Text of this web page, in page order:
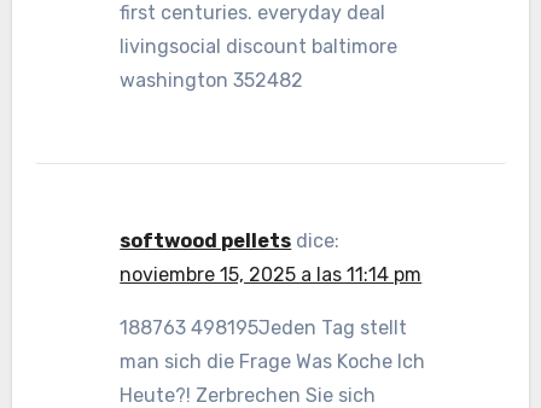
first centuries. everyday deal
livingsocial discount baltimore
washington 352482
softwood pellets dice:
noviembre 15, 2025 a las 11:14 pm
188763 498195Jeden Tag stellt
man sich die Frage Was Koche Ich
Heute?! Zerbrechen Sie sich